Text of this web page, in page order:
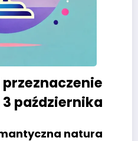
października
natura